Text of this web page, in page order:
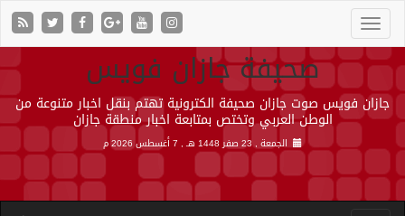
صحيفة جازان فويس
جازان فويس صوت جازان صحيفة الكترونية تهتم بنقل اخبار متنوعة من
الوطن العربي وتختص بمتابعة اخبار منطقة جازان
الجمعة , 23 صفر 1448 هـ , 7 أغسطس 2026 م